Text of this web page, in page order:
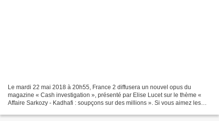
Le mardi 22 mai 2018 à 20h55, France 2 diffusera un nouvel opus du
magazine « Cash investigation », présenté par Elise Lucet sur le thème «
Affaire Sarkozy - Kadhafi : soupçons sur des millions ». Si vous aimez les